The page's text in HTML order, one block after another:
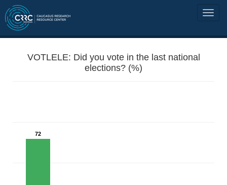
VOTLELE: Did you vote in the last national
elections? (%)
72